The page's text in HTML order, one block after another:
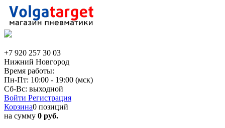
+7 920 257 30 03
Нижний Новгород
Время работы:
Пн-Пт: 10:00 - 19:00 (мск)
Сб-Вс: выходной
Войти Регистрация
Корзина0 позиций
на сумму 0 руб.